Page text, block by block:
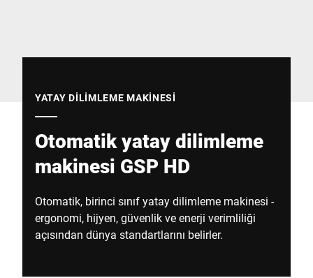
YATAY DILIMLEME MAKINESI
Otomatik yatay dilimleme
makinesi GSP HD
Otomatik, birinci sınıf yatay dilimleme makinesi -
ergonomi, hijyen, güvenlik ve enerji verimliliği
açısından dünya standartlarını belirler.